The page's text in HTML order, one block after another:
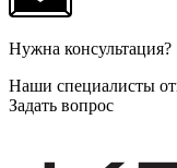
Нужна консультация?
Наши специалисты
Задать вопрос